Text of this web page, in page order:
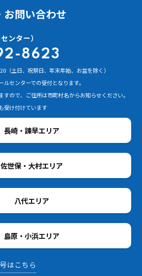
お問い合わせ
ンター）
8623
（土日、祝祭日、年末年始、お盆を除く）
センターでの受付となります。
ので、ご住所は市町村名からお知らせください。
受け付けています
長崎・諫早エリア
佐世保・大村エリア
八代エリア
島原・小浜エリア
はこちら